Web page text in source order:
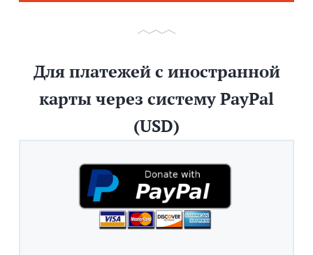
Для платежей с иностранной
карты через систему PayPal
(USD)